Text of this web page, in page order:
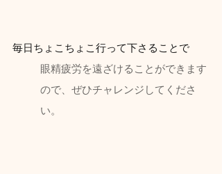
毎日ちょこちょこ行って下さることで
眼精疲労を遠ざけることができます
ので、ぜひチャレンジしてくださ
い。